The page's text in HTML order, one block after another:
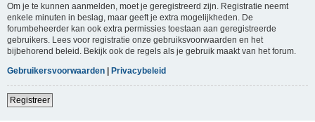
Om je te kunnen aanmelden, moet je geregistreerd zijn. Registratie neemt
enkele minuten in beslag, maar geeft je extra mogelijkheden. De
forumbeheerder kan ook extra permissies toestaan aan geregistreerde
gebruikers. Lees voor registratie onze gebruiksvoorwaarden en het
bijbehorend beleid. Bekijk ook de regels als je gebruik maakt van het forum.
Gebruikersvoorwaarden | Privacybeleid
Registreer